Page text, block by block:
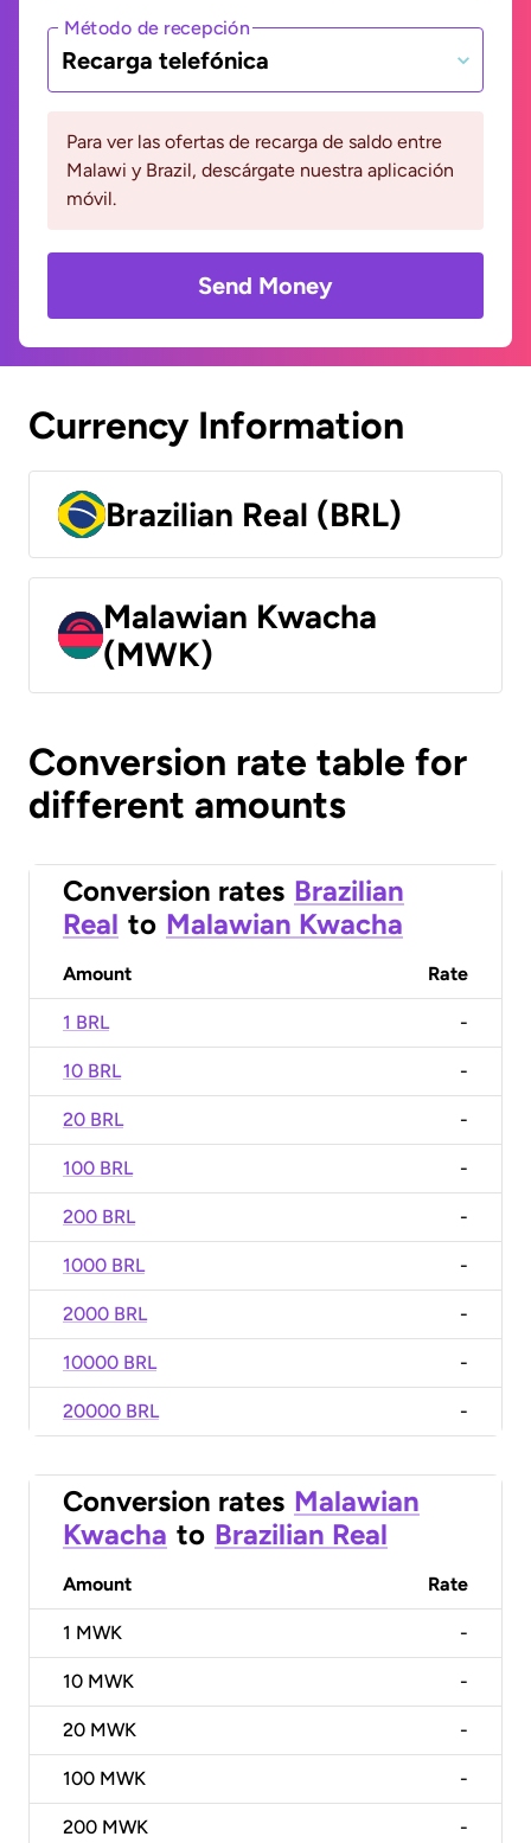
Método de recepción
Recarga telefónica
Para ver las ofertas de recarga de saldo entre
Malawi y Brazil, descárgate nuestra aplicación
móvil.
Send Money
Currency Information
Brazilian Real (BRL)
Malawian Kwacha
(MWK)
Conversion rate table for
different amounts
Conversion rates Brazilian
Real to Malawian Kwacha
Amount Rate
1 BRL -
10 BRL -
20 BRL -
100 BRL -
200 BRL -
1000 BRL -
2000 BRL -
10000 BRL -
20000 BRL -
Conversion rates Malawian
Kwacha to Brazilian Real
Amount Rate
1 MWK -
10 MWK -
20 MWK -
100 MWK -
200 MWK -